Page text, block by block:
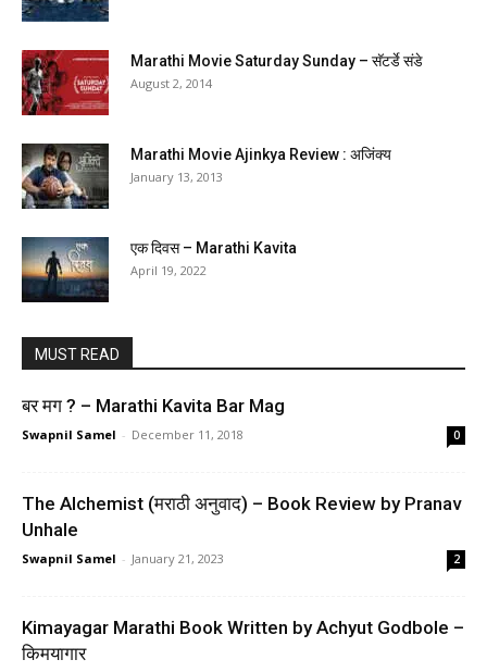
Marathi Movie Saturday Sunday – सॅटर्डे संडे
August 2, 2014
Marathi Movie Ajinkya Review : अजिंक्य
January 13, 2013
एक दिवस – Marathi Kavita
April 19, 2022
MUST READ
बर मग ? – Marathi Kavita Bar Mag
Swapnil Samel - December 11, 2018 0
The Alchemist (मराठी अनुवाद) – Book Review by Pranav
Unhale
Swapnil Samel - January 21, 2023 2
Kimayagar Marathi Book Written by Achyut Godbole –
किमयागार